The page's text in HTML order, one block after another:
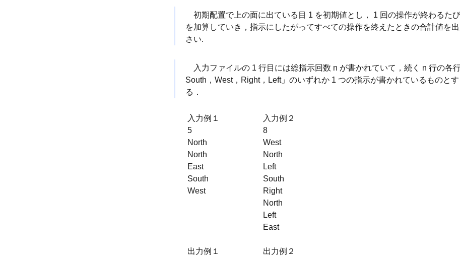
初期配置で上の面に出ている目 1 を初期値とし， 1 回の操作が終わるた
を加算していき，指示にしたがってすべての操作を終えたときの合計値を
さい.
入力ファイルの 1 行目には総指示回数 n が書かれていて，続く n 行の各
South，West，Right，Left」のいずれか 1 つの指示が書かれているものと
る．
入力例１
入力例２
5
8
North
West
North
North
East
Left
South
South
West
Right
North
Left
East
出力例１
出力例２